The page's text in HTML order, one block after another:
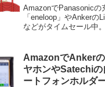
セール中。
AmazonでPanasonicの
「eneloop」やAnkerの
などがタイムセール中
ベー...
AmazonでAnker
ヤホンやSatechiの
ートフォンホルダ